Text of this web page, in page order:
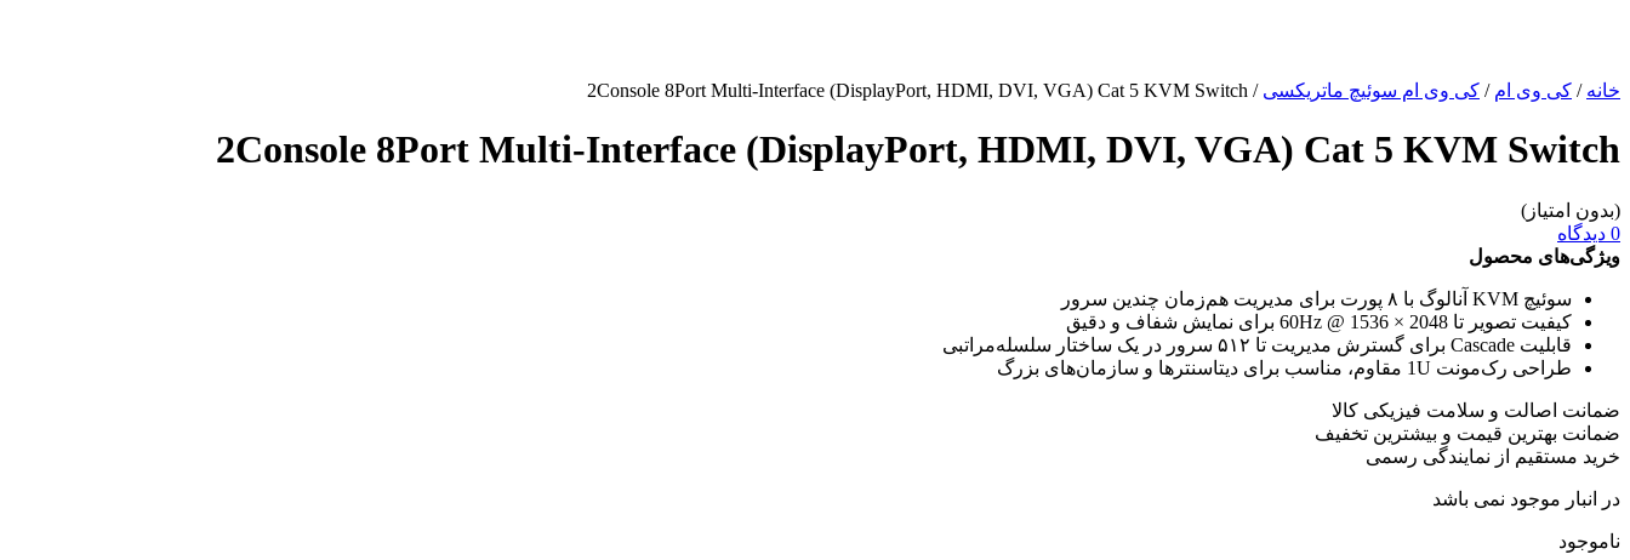
خانه / کی وی ام / کی وی ام سوئیچ ماتریکسی / 2Console 8Port Multi-Interface (DisplayPort, HDMI, DVI, VGA) Cat 5 KVM Switch
2Console 8Port Multi-Interface (DisplayPort, HDMI, DVI, VGA) Cat 5 KVM Switch
(بدون امتیاز)
0 دیدگاه
ویژگی‌های محصول
سوئیچ KVM آنالوگ با ۸ پورت برای مدیریت هم‌زمان چندین سرور
کیفیت تصویر تا 2048 × 1536 @ 60Hz برای نمایش شفاف و دقیق
قابلیت Cascade برای گسترش مدیریت تا ۵۱۲ سرور در یک ساختار سلسله‌مراتبی
طراحی رک‌مونت 1U مقاوم، مناسب برای دیتاسنترها و سازمان‌های بزرگ
ضمانت اصالت و سلامت فیزیکی کالا
ضمانت بهترین قیمت و بیشترین تخفیف
خرید مستقیم از نمایندگی رسمی
در انبار موجود نمی باشد
ناموجود